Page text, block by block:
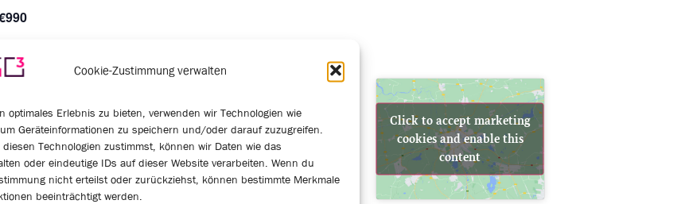
Cookie-Zustimmung verwalten
optimales Erlebnis zu bieten, verwenden wir Technologien wie
Geräteinformationen zu speichern und/oder darauf zuzugreifen.
Technologien zustimmst, können wir Daten wie das
oder eindeutige IDs auf dieser Website verarbeiten. Wenn du
nicht erteilst oder zurückziehst, können bestimmte Merkmale
beeinträchtigt werden.
Spirit Hoch3
DZ Bank Berlin
Pariser Platz 3
Berlin, 10117
+ Google Map
Click to accept marketing
cookies and enable this
content